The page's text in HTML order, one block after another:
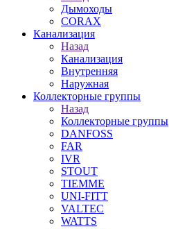
Дымоходы
CORAX
Канализация
Назад
Канализация
Внутренняя
Наружная
Коллекторные группы
Назад
Коллекторные группы
DANFOSS
FAR
IVR
STOUT
TIEMME
UNI-FITT
VALTEC
WATTS